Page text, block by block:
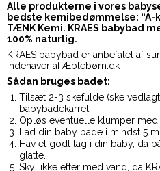
Alle produkterne i vores
bedste kemibedømmelse:
TÆNK Kemi. KRAES babybad
100% naturlig.
KRAES babybad er anbefalet af
indehaver af Æblebørn.dk
Sådan bruges badet:
Tilsæt 2-3 skefulde (ske
babybadekarret.
Opløs eventuelle klumper med
Lad din baby bade i mindst 5
Hav et godt tag i din baby, da
glatte.
Skyl ikke efter med vand, da